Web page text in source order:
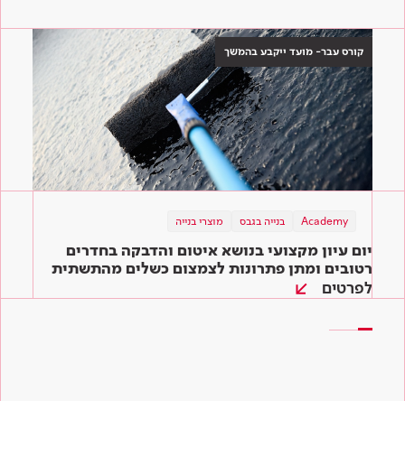
קורס עבר- מועד ייקבע בהמשך
Academy בנייה בגבס מוצרי בנייה
יום עיון מקצועי בנושא איטום והדבקה בחדרים
רטובים ומתן פתרונות לצמצום כשלים מהתשתית
ועד הגמר
לפרטים
תוכן מקצועי מוצרי בנייה
המדריך השלם לדבקים לאריחים: איך בוחרים את
הדבק המתאים ביותר לעבודה?
קראו עוד
בנייה ירוקה תוכן מקצועי מוצרי בנייה
שיפוץ ירוק – כך תיצרו סביבה ירוקה בקלות גם
בבית שלכם
קראו עוד